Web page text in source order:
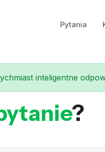
Pytania
inteligentne
?